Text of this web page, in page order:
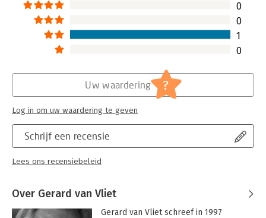
0
0
1
0
Schrijf een recensie
Lees ons recensiebeleid
Uw waardering ?
Log in om uw waardering te geven
Over Gerard van Vliet
Gerard van Vliet schreef in 1997